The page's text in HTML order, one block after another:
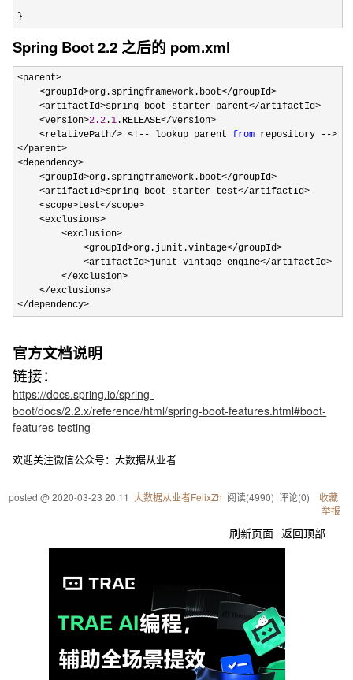
}
Spring Boot 2.2 之后的 pom.xml
<parent>
    <groupId>org.springframework.boot</groupId>
    <artifactId>spring-boot-starter-parent</artifactId>
    <version>
2.2 .1 .RELEASE</version>
    <relativePath/> <!-- lookup parent
from repository -->
</parent>
<dependency>
    <groupId>org.springframework.boot</groupId>
    <artifactId>spring-boot-starter-test</artifactId>
    <scope>test</scope>
    <exclusions>
        <exclusion>
            <groupId>org.junit.vintage</groupId>
            <artifactId>junit-vintage-engine</artifactId>
        </exclusion>
    </exclusions>
</dependency>
官方文档说明
链接：
https://docs.spring.io/spring-
boot/docs/2.2.x/reference/html/spring-boot-features.html#boot-
features-testing
欢迎关注微信公众号：大数据从业者
posted @2020-03-23 20:11 大数据从业者FelixZh 阅读(4990) 评论(0) 收藏
举报
刷新页面 返回顶部